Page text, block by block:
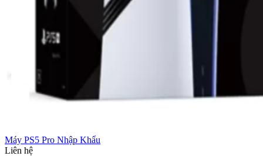
Máy PS5 Pro Nhập Khẩu
Liên hệ